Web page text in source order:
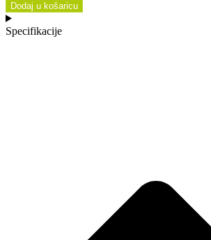
Dodaj u košaricu
Specifikacije